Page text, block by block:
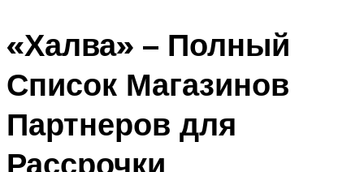
«Халва» – Полный
Список Магазинов
Партнеров для
Рассрочки